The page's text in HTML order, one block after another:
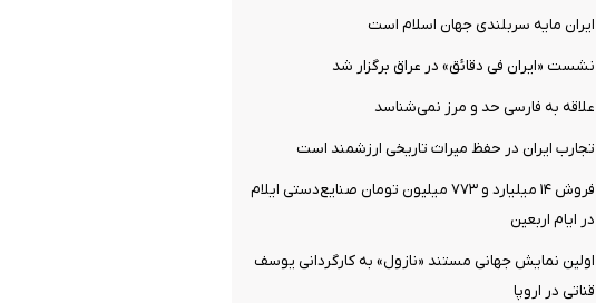
ایران مایه سربلندی جهان اسلام است
نشست «ایران فی دقائق» در عراق برگزار شد
علاقه به فارسی حد و مرز نمی‌شناسد
تجارب ایران در حفظ میراث تاریخی ارزشمند است
فروش ۱۴ میلیارد و ۷۷۳ میلیون تومان صنایع‌دستی ایلام
در ایام اربعین
اولین نمایش جهانی مستند «نازول» به کارگردانی یوسف
قناتی در اروپا